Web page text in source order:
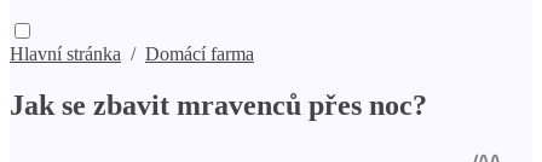
Hlavní stránka / Domácí farma
Jak se zbavit mravenců přes noc?